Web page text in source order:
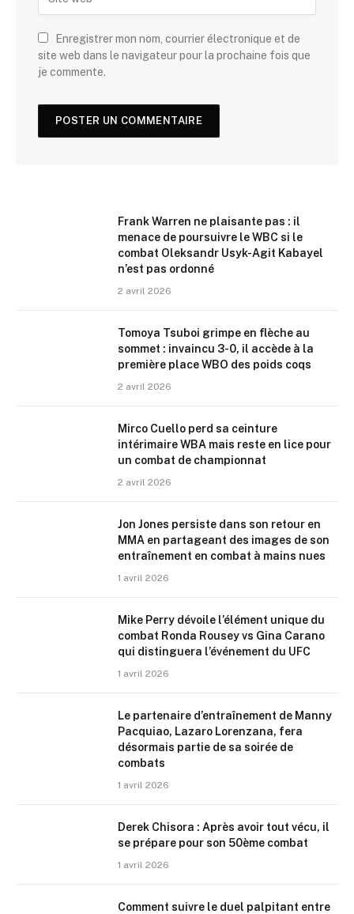
Enregistrer mon nom, courrier électronique et de
site web dans le navigateur pour la prochaine fois que
je commente.
Frank Warren ne plaisante pas : il
menace de poursuivre le WBC si le
combat Oleksandr Usyk-Agit Kabayel
n’est pas ordonné
2 avril 2026
Tomoya Tsuboi grimpe en flèche au
sommet : invaincu 3-0, il accède à la
première place WBO des poids coqs
2 avril 2026
Mirco Cuello perd sa ceinture
intérimaire WBA mais reste en lice pour
un combat de championnat
2 avril 2026
Jon Jones persiste dans son retour en
MMA en partageant des images de son
entraînement en combat à mains nues
1 avril 2026
Mike Perry dévoile l’élément unique du
combat Ronda Rousey vs Gina Carano
qui distinguera l’événement du UFC
1 avril 2026
Le partenaire d’entraînement de Manny
Pacquiao, Lazaro Lorenzana, fera
désormais partie de sa soirée de
combats
1 avril 2026
Derek Chisora : Après avoir tout vécu, il
se prépare pour son 50ème combat
1 avril 2026
Comment suivre le duel palpitant entre